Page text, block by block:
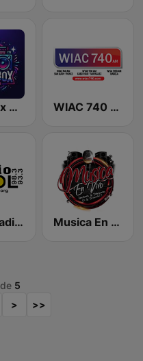
Boombox Radio WIAC 740 AM
WZOL Radio Sol 92.1 FM Musica En Vivo Radio
de 5
> >>